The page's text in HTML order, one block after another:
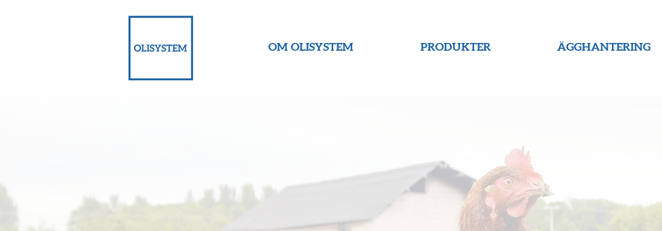
OM OLISYSTEM PRODUKTER ÄGGHANTERING